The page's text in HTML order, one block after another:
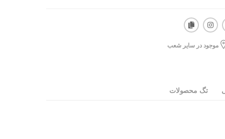
موجود در سایر شعب
تگ محصولات